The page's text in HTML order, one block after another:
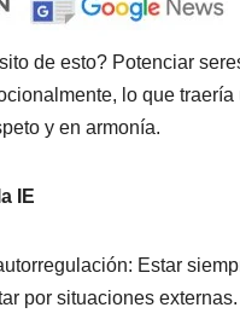
de esto? Potenciar
lo que traería
y en armonía.
IE
Estar
por situaciones